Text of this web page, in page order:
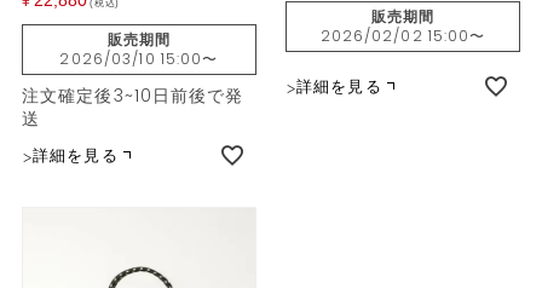
税込
販売期間
2026/03/10 15:00〜
注文確定後3~10日前後で発
送
詳細を見る
販売期間
2026/02/02 15:00〜
詳細を見る